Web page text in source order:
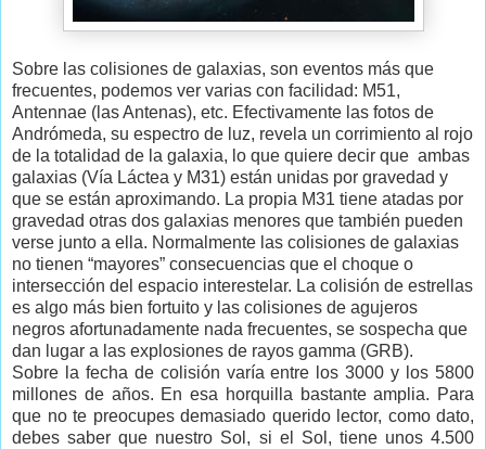
Sobre las colisiones de galaxias, son eventos más que
frecuentes, podemos ver varias con facilidad: M51,
Antennae (las Antenas), etc. Efectivamente las fotos de
Andrómeda, su espectro de luz, revela un corrimiento al rojo
de la totalidad de la galaxia, lo que quiere decir que ambas
galaxias (Vía Láctea y M31) están unidas por gravedad y
que se están aproximando. La propia M31 tiene atadas por
gravedad otras dos galaxias menores que también pueden
verse junto a ella. Normalmente las colisiones de galaxias
no tienen “mayores” consecuencias que el choque o
intersección del espacio interestelar. La colisión de estrellas
es algo más bien fortuito y las colisiones de agujeros
negros afortunadamente nada frecuentes, se sospecha que
dan lugar a las explosiones de rayos gamma (GRB).
Sobre la fecha de colisión varía entre los 3000 y los 5800
millones de años. En esa horquilla bastante amplia. Para
que no te preocupes demasiado querido lector, como dato,
debes saber que nuestro Sol, si el Sol, tiene unos 4.500